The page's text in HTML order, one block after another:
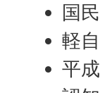
国
軽
平